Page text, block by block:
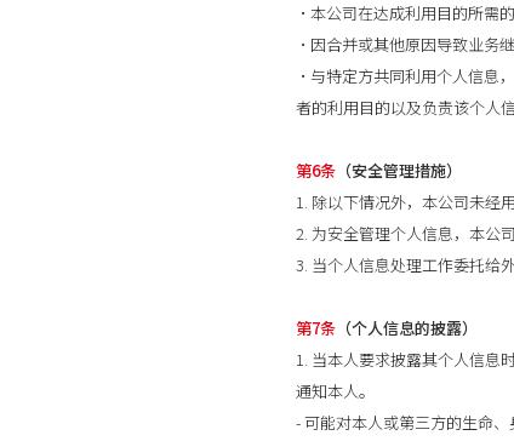
・本公司在达成利用目的所需
・因合并或其他原因导致业务
・与特定方共同利用个人信息
者的利用目的以及负责该个人
第6条 （安全管理措施）
1. 除以下情况外，本公司未经
2. 为安全管理个人信息，本公
3. 当个人信息处理工作委托给
第7条 （个人信息的披露）
1. 当本人要求披露其个人信息
通知本人。
- 可能对本人或第三方的生命